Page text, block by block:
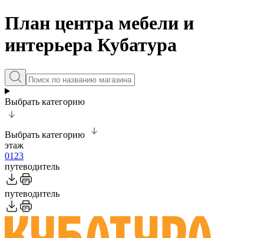
План центра мебели и
интерьера Кубатура
Выбрать категорию
Выбрать категорию
этаж
01 23
путеводитель
путеводитель